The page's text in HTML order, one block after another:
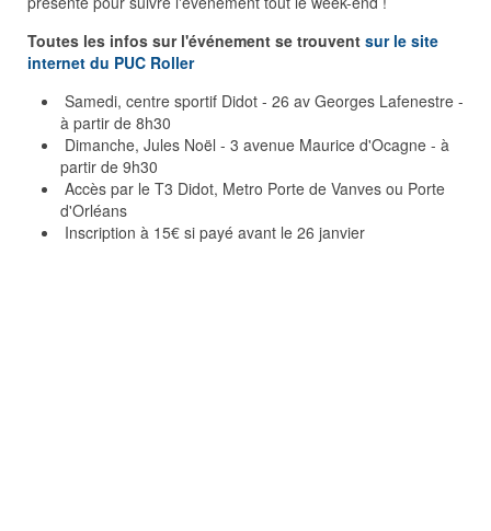
Toutes les infos sur l'événement se trouvent sur le site
internet du PUC Roller
Samedi, centre sportif Didot - 26 av Georges Lafenestre -
à partir de 8h30
Dimanche, Jules Noël - 3 avenue Maurice d'Ocagne - à
partir de 9h30
Accès par le T3 Didot, Metro Porte de Vanves ou Porte
d'Orléans
Inscription à 15€ si payé avant le 26 janvier